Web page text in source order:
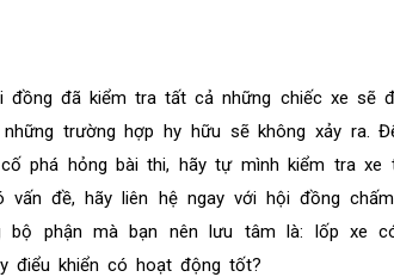
đã kiểm tra tất cả những chiếc xe sẽ
trường hợp hy hữu sẽ không xảy ra.
phá hỏng bài thi, hãy tự mình kiểm tra xe
vấn đề, hãy liên hệ ngay với hội đồng
bộ phận mà bạn nên lưu tâm là: lốp xe
điểu khiển có hoạt động tốt?